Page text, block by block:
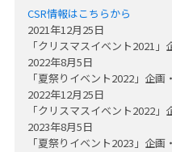
CSR情報はこちらから
2021年12月25日
「クリスマスイベント2021」
2022年8月5日
「夏祭りイベント2022」企画
2022年12月25日
「クリスマスイベント2022」
2023年8月5日
「夏祭りイベント2023」企画